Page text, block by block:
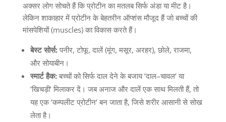
अक्सर लोग सोचते हैं कि प्रोटीन का मतलब सिर्फ अंडा या मीट है।
लेकिन शाकाहार में प्रोटीन के बेहतरीन ऑप्शंस मौजूद हैं जो बच्चों की
मांसपेशियों(muscles) का विकास करते हैं।
बेस्ट सोर्स: पनीर, टोफू, दालें(मूंग, मसूर, अरहर), छोले, राजमा,
और सोयाबीन।
स्मार्ट हैक: बच्चों को सिर्फ दाल देने के बजाय‘दाल–चावल‘ या
‘खिचड़ी‘ मिलाकर दें। जब अनाज और दालें एक साथ मिलती हैं, तो
यह एक‘कम्पलीट प्रोटीन‘ बन जाता है, जिसे शरीर आसानी से सोख
लेता है।